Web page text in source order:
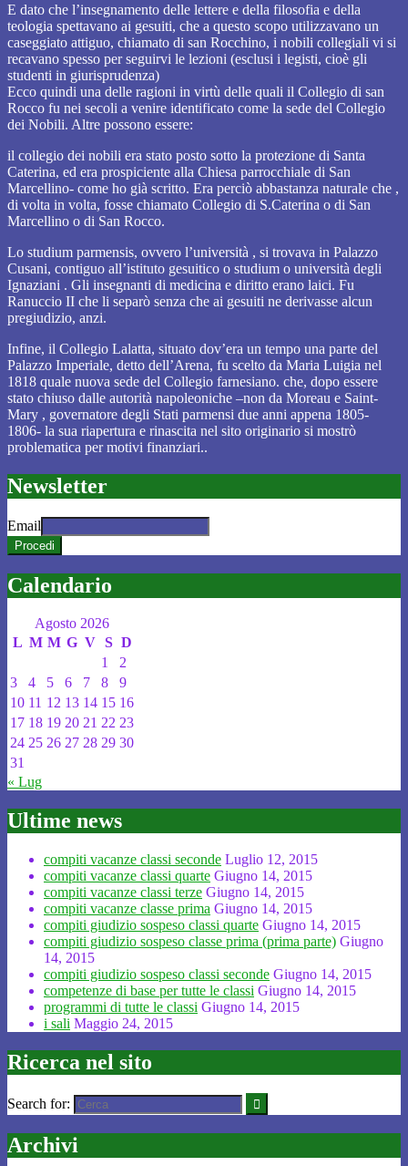
E dato che l’insegnamento delle lettere e della filosofia e della
teologia spettavano ai gesuiti, che a questo scopo utilizzavano un
caseggiato attiguo, chiamato di san Rocchino, i nobili collegiali vi si
recavano spesso per seguirvi le lezioni (esclusi i legisti, cioè gli
studenti in giurisprudenza)
Ecco quindi una delle ragioni in virtù delle quali il Collegio di san
Rocco fu nei secoli a venire identificato come la sede del Collegio
dei Nobili. Altre possono essere:
il collegio dei nobili era stato posto sotto la protezione di Santa
Caterina, ed era prospiciente alla Chiesa parrocchiale di San
Marcellino- come ho già scritto. Era perciò abbastanza naturale che ,
di volta in volta, fosse chiamato Collegio di S.Caterina o di San
Marcellino o di San Rocco.
Lo studium parmensis, ovvero l’università , si trovava in Palazzo
Cusani, contiguo all’istituto gesuitico o studium o università degli
Ignaziani . Gli insegnanti di medicina e diritto erano laici. Fu
Ranuccio II che li separò senza che ai gesuiti ne derivasse alcun
pregiudizio, anzi.
Infine, il Collegio Lalatta, situato dov’era un tempo una parte del
Palazzo Imperiale, detto dell’Arena, fu scelto da Maria Luigia nel
1818 quale nuova sede del Collegio farnesiano. che, dopo essere
stato chiuso dalle autorità napoleoniche –non da Moreau e Saint-
Mary , governatore degli Stati parmensi due anni appena 1805-
1806- la sua riapertura e rinascita nel sito originario si mostrò
problematica per motivi finanziari..
Newsletter
Email
Calendario
Agosto 2026
L M M G V S D
1
2
3
4 5 6 7 8
9
10 11 12 13 14 15 16
17 18 19 20 21 22 23
24 25 26 27 28 29 30
31
« Lug
Ultime news
compiti vacanze classi seconde Luglio 12, 2015
compiti vacanze classi quarte Giugno 14, 2015
compiti vacanze classi terze Giugno 14, 2015
compiti vacanze classe prima Giugno 14, 2015
compiti giudizio sospeso classi quarte Giugno 14, 2015
compiti giudizio sospeso classe prima (prima parte) Giugno
14, 2015
compiti giudizio sospeso classi seconde Giugno 14, 2015
competenze di base per tutte le classi Giugno 14, 2015
programmi di tutte le classi Giugno 14, 2015
i sali Maggio 24, 2015
Ricerca nel sito
Search for:
Archivi